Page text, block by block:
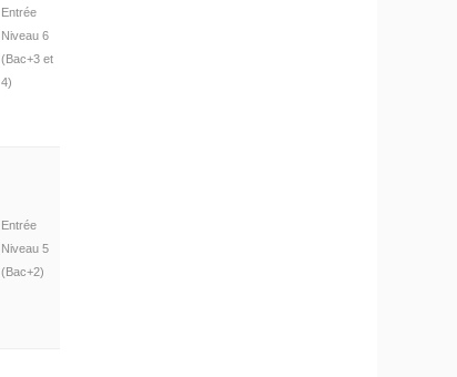
Entrée
Niveau 6
(Bac+3 et
4)
Entrée
Niveau 5
(Bac+2)